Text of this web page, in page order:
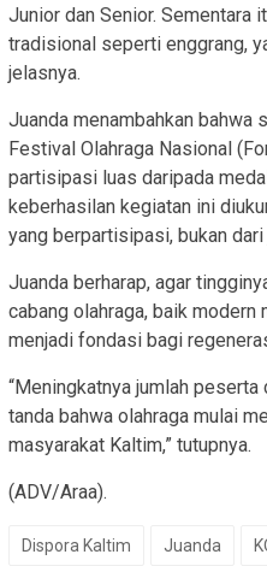
Junior dan Senior. Sementara
tradisional seperti enggrang,
jelasnya.
Juanda menambahkan bahwa
Festival Olahraga Nasional
partisipasi luas daripada
keberhasilan kegiatan ini
yang berpartisipasi, bukan
Juanda berharap, agar
cabang olahraga, baik modern
menjadi fondasi bagi
“Meningkatnya jumlah
tanda bahwa olahraga mulai
masyarakat Kaltim,” tutupnya.
(ADV/Araa).
Dispora Kaltim Juanda